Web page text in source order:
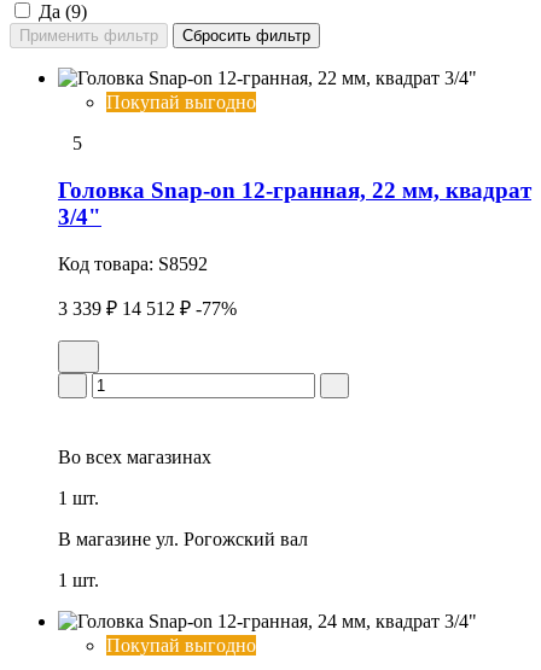
Да (9)
Покупай выгодно
5
Головка Snap-on 12-гранная, 22 мм, квадрат
3/4"
Код товара: S8592
3 339 ₽ 14 512 ₽ -77%
Во всех магазинах
1 шт.
В магазине ул. Рогожский вал
1 шт.
Покупай выгодно